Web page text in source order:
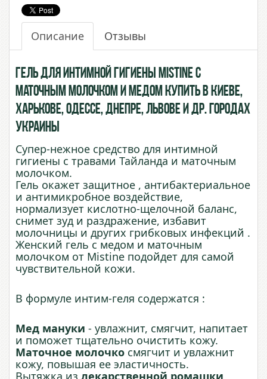
Описание Отзывы
Гель для интимной гигиены Mistine с
Маточным Молочком и Медом купить в Киеве,
Харькове, Одессе, Днепре, Львове и др. городах
Украины
Супер-нежное средство для интимной
гигиены с травами Тайланда и маточным
молочком.
Гель окажет защитное , антибактериальное
и антимикробное воздействие,
нормализует кислотно-щелочной баланс,
снимет зуд и раздражение, избавит
молочницы и других грибковых инфекций .
Женский гель с медом и маточным
молочком от Mistine подойдет для самой
чувствительной кожи.
В формуле интим-геля содержатся :
Мед мануки - увлажнит, смягчит, напитает
и поможет тщательно очистить кожу.
Маточное молочко смягчит и увлажнит
кожу, повышая ее эластичность.
Вытяжка из лекарственной ромашки